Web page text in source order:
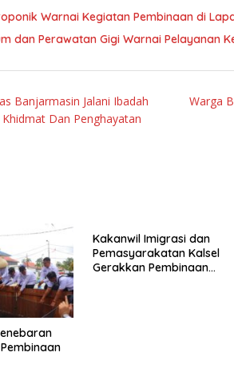
Warnai Kegiatan Pembinaan di
dan Perawatan Gigi Warnai Pelayanan
Banjarmasin Jalani Ibadah
Dan Penghayatan
Warga
Kakanwil Imigrasi dan
Pemasyarakatan Kalsel
Gerakkan Pembinaan